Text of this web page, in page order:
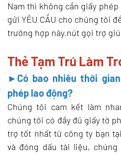
Nam thì không cần giấy
gửi YÊU CẦU cho chúng tôi
trường hợp này.nút gọi trợ
Thẻ Tạm Trú Làm
►Có bao nhiêu thời
phép lao động?
Chúng tôi cam kết làm
chúng tôi có đầy đủ giấy tờ
trợ tốt nhất từ ​​công ty bạn
và đóng dấu tài liệu,